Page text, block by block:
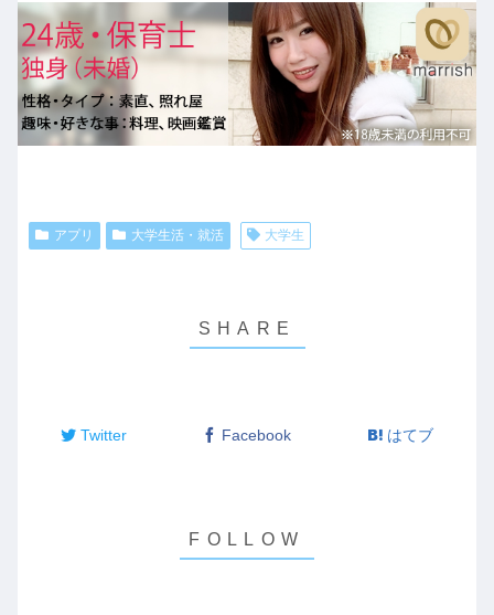
アプリ 大学生活・就活 大学生
Twitter Facebook はてブ